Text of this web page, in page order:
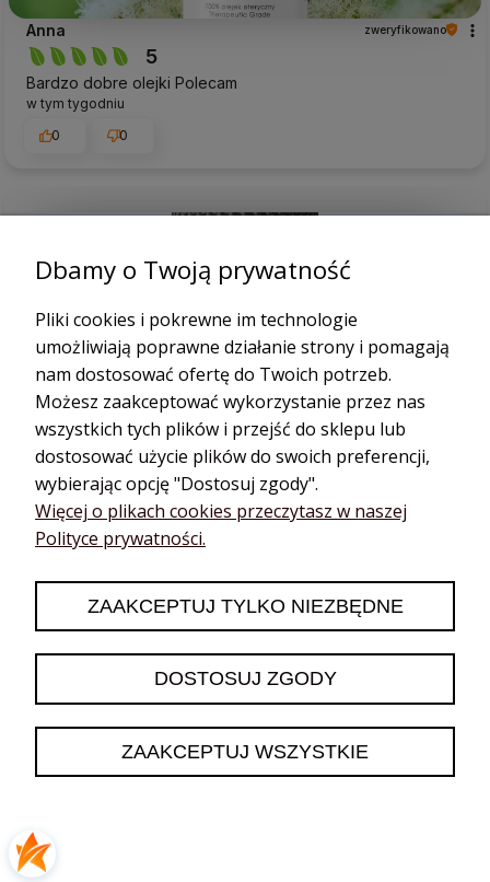
Anna zweryfikowano
5
Bardzo dobre olejki Polecam
w tym tygodniu
0
0
Jadwiga
5
To moje ulubione perfumy obok mieszanki amore - właśnie
Anny
w tym miesiącu
Emilia
Kontakt z obsługą jest bezproblemowy, reagują bardzo
żadnych uwag, wszystko było OK, polecam innym.
w tym miesiącu
Dbamy o Twoją prywatność
Pliki cookies i pokrewne im technologie
umożliwiają poprawne działanie strony i pomagają
nam dostosować ofertę do Twoich potrzeb.
Możesz zaakceptować wykorzystanie przez nas
wszystkich tych plików i przejść do sklepu lub
dostosować użycie plików do swoich preferencji,
wybierając opcję "Dostosuj zgody".
Więcej o plikach cookies przeczytasz w naszej
Polityce prywatności.
ZAAKCEPTUJ TYLKO NIEZBĘDNE
DOSTOSUJ ZGODY
ZAAKCEPTUJ WSZYSTKIE